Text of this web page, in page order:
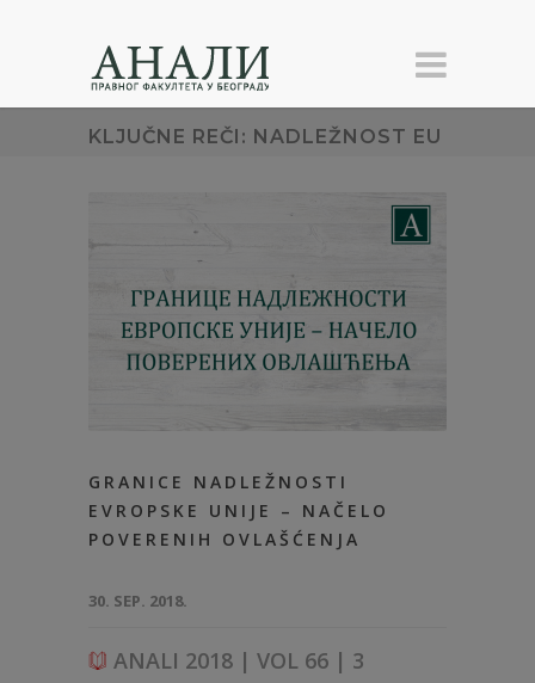
KLJUČNE REČI: NADLEŽNOST EU
GRANICE NADLEŽNOSTI
EVROPSKE UNIJE – NAČELO
POVERENIH OVLAŠĆENJA
30. SEP. 2018.
ANALI 2018 | VOL 66 | 3